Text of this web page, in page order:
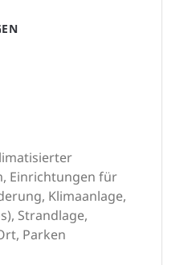
Einrichtungen für
Klimaanlage,
Strandlage,
Parken